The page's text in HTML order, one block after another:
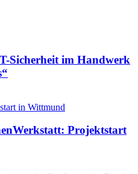
Sicherheit im Handwerk
Projektstart